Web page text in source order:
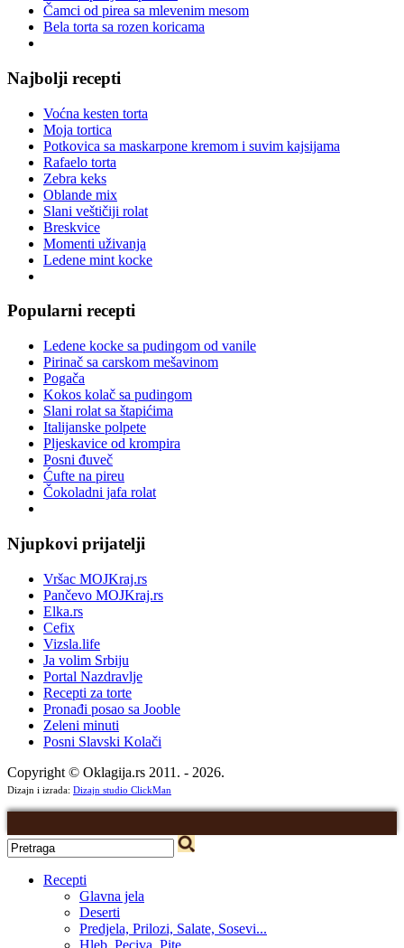
Čamci od pirea sa mlevenim mesom
Bela torta sa rozen koricama
Najbolji recepti
Voćna kesten torta
Moja tortica
Potkovica sa maskarpone kremom i suvim kajsijama
Rafaelo torta
Zebra keks
Oblande mix
Slani veštičiji rolat
Breskvice
Momenti uživanja
Ledene mint kocke
Popularni recepti
Ledene kocke sa pudingom od vanile
Pirinač sa carskom mešavinom
Pogača
Kokos kolač sa pudingom
Slani rolat sa štapićima
Italijanske polpete
Pljeskavice od krompira
Posni đuveč
Ćufte na pireu
Čokoladni jafa rolat
Njupkovi prijatelji
Vršac MOJKraj.rs
Pančevo MOJKraj.rs
Elka.rs
Cefix
Vizsla.life
Ja volim Srbiju
Portal Nazdravlje
Recepti za torte
Pronađi posao sa Jooble
Zeleni minuti
Posni Slavski Kolači
Copyright © Oklagija.rs 2011. - 2026.
Dizajn i izrada: Dizajn studio ClickMan
Recepti
Glavna jela
Deserti
Predjela, Prilozi, Salate, Sosevi...
Hleb, Peciva, Pite...